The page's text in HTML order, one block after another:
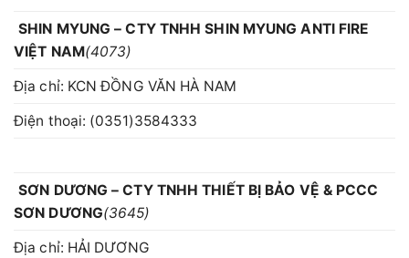
SHIN MYUNG – CTY TNHH SHIN MYUNG ANTI FIRE
VIỆT NAM(4073)
Địa chỉ: KCN ĐỒNG VĂN HÀ NAM
Điện thoại: (0351)3584333
SƠN DƯƠNG – CTY TNHH THIẾT BỊ BẢO VỆ & PCCC
SƠN DƯƠNG(3645)
Địa chỉ: HẢI DƯƠNG